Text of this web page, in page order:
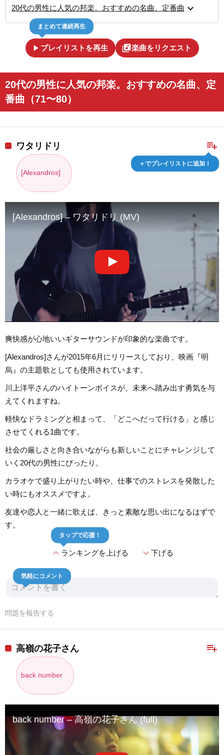
20代の男性に人気の邦楽。おすすめの名曲、定番曲 expand_more
play_arrow プレイリストを再生
まとめて連続再生
library_music楽曲をリクエスト
20代の男性に人気の邦楽。おすすめの名曲、定
番曲（71〜80）
playlist_add
＋でプレイリストに追加！
ワタリドリ
[Alexandros]
[Alexandros] – ワタリドリ (MV)
爽快感が心地いいギターサウンドが印象的な楽曲です。
[Alexandros]さんが2015年6月にリリースしており、映画『明
烏』の主題歌としても使用されています。
川上洋平さんのハイトーンボイスが、未来へ踏み出す勇気を与
えてくれますね。
軽快なドラミングと相まって、「どこへだって行ける」と感じ
させてくれる1曲です。
社会の厳しさと向き合いながらも新しいことにチャレンジして
いく20代の男性にぴったり。
カラオケで盛り上がりたい時や、仕事でのストレスを発散した
い時にもオススメですよ。
友達や恋人と一緒に歌えば、きっと素敵な思い出になるはずで
す。
expand_lessランキングを上げる
タップで応援！
expand_more下げる
気軽にコメント
問題を報告する
playlist_add
高嶺の花子さん
back number
back number – 高嶺の花子さん (full)